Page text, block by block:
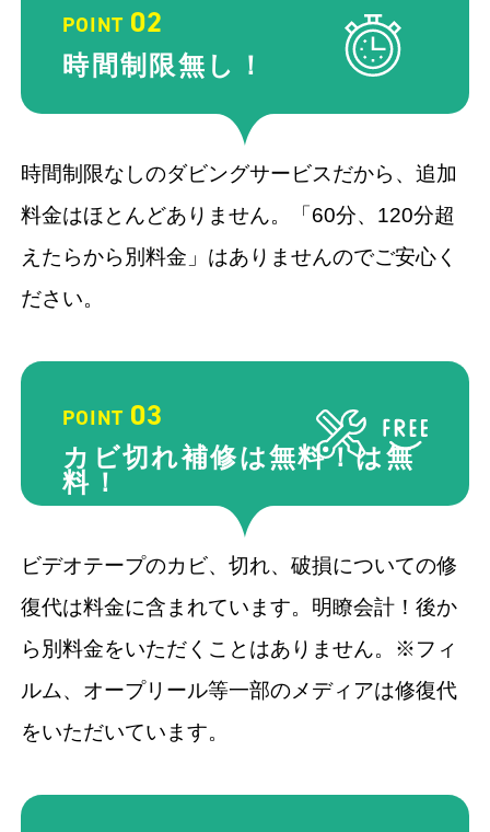
POINT 02
時間制限無し！
時間制限なしのダビングサービスだから、追加
料金はほとんどありません。「60分、120分超
えたらから別料金」はありませんのでご安心く
ださい。
POINT 03
カビ切れ補修は無料！は無
料！
ビデオテープのカビ、切れ、破損についての修
復代は料金に含まれています。明瞭会計！後か
ら別料金をいただくことはありません。※フィ
ルム、オープリール等一部のメディアは修復代
をいただいています。